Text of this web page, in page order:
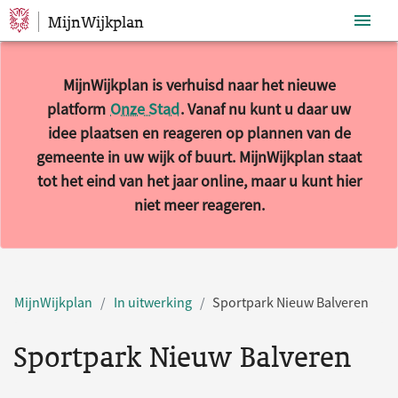
Sla navigatie over
MijnWijkplan
MijnWijkplan is verhuisd naar het nieuwe
platform Onze Stad. Vanaf nu kunt u daar uw
idee plaatsen en reageren op plannen van de
gemeente in uw wijk of buurt. MijnWijkplan staat
tot het eind van het jaar online, maar u kunt hier
niet meer reageren.
MijnWijkplan In uitwerking Sportpark Nieuw Balveren
Sportpark Nieuw Balveren